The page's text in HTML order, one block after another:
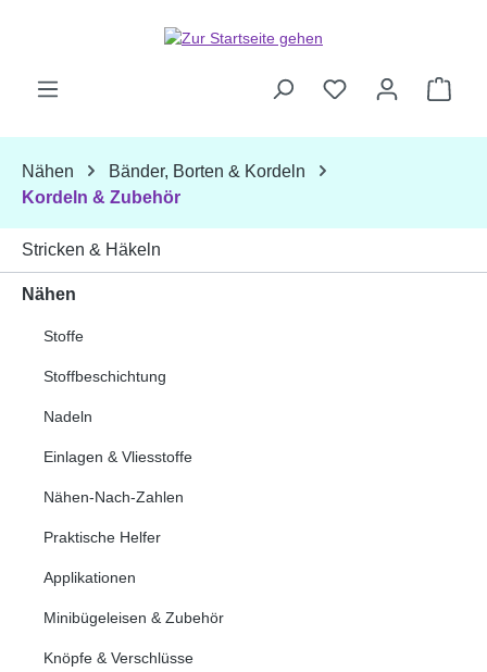
Nähen
Bänder, Borten & Kordeln
Kordeln & Zubehör
Stricken & Häkeln
Nähen
Stoffe
Stoffbeschichtung
Nadeln
Einlagen & Vliesstoffe
Nähen-Nach-Zahlen
Praktische Helfer
Applikationen
Minibügeleisen & Zubehör
Knöpfe & Verschlüsse